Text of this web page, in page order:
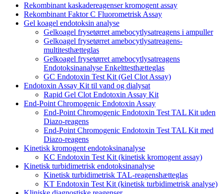
Rekombinant kaskadereagenser kromogent assay
Rekombinant Faktor C Fluorometrisk Assay
Gel koagel endotoksin analyse
Gelkoagel frysetørret amebocytlysatreagens i ampuller
Gelkoagel frysetørret amebocytlysatreagens-
multitesthætteglas
Gelkoagel frysetørret amebocytlysatreagens
Endotoksinanalyse Enkelttesthætteglas
GC Endotoxin Test Kit (Gel Clot Assay)
Endotoxin Assay Kit til vand og dialysat
Rapid Gel Clot Endotoxin Assay Kit
End-Point Chromogenic Endotoxin Assay
End-Point Chromogenic Endotoxin Test TAL Kit uden
Diazo-reagens
End-Point Chromogenic Endotoxin Test TAL Kit med
Diazo-reagens
Kinetisk kromogent endotoksinanalyse
KC Endotoxin Test Kit (kinetisk kromogent assay)
Kinetisk turbidimetrisk endotoksinanalyse
Kinetisk turbidimetrisk TAL-reagenshætteglas
KT Endotoxin Test Kit (kinetisk turbidimetrisk analyse)